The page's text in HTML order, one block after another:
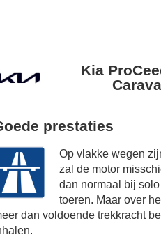
Kia
prestaties
Op vlakke wegen
zal de motor
dan normaal bij
toeren. Maar over
dan voldoende trekkracht